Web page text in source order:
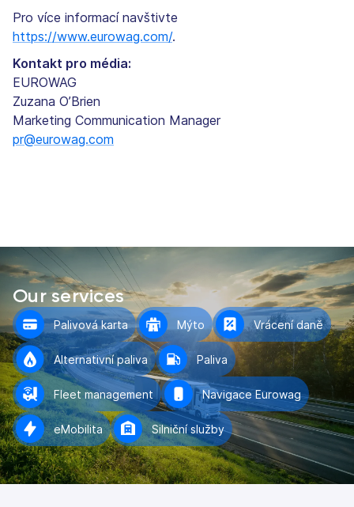
Pro více informací navštivte
https://www.eurowag.com/.
Kontakt pro média:
EUROWAG
Zuzana O’Brien
Marketing Communication Manager
pr@eurowag.com
Our services
Palivová karta Mýto Vrácení daně
Alternativní paliva Paliva
Fleet management Navigace Eurowag
eMobilita Silniční služby